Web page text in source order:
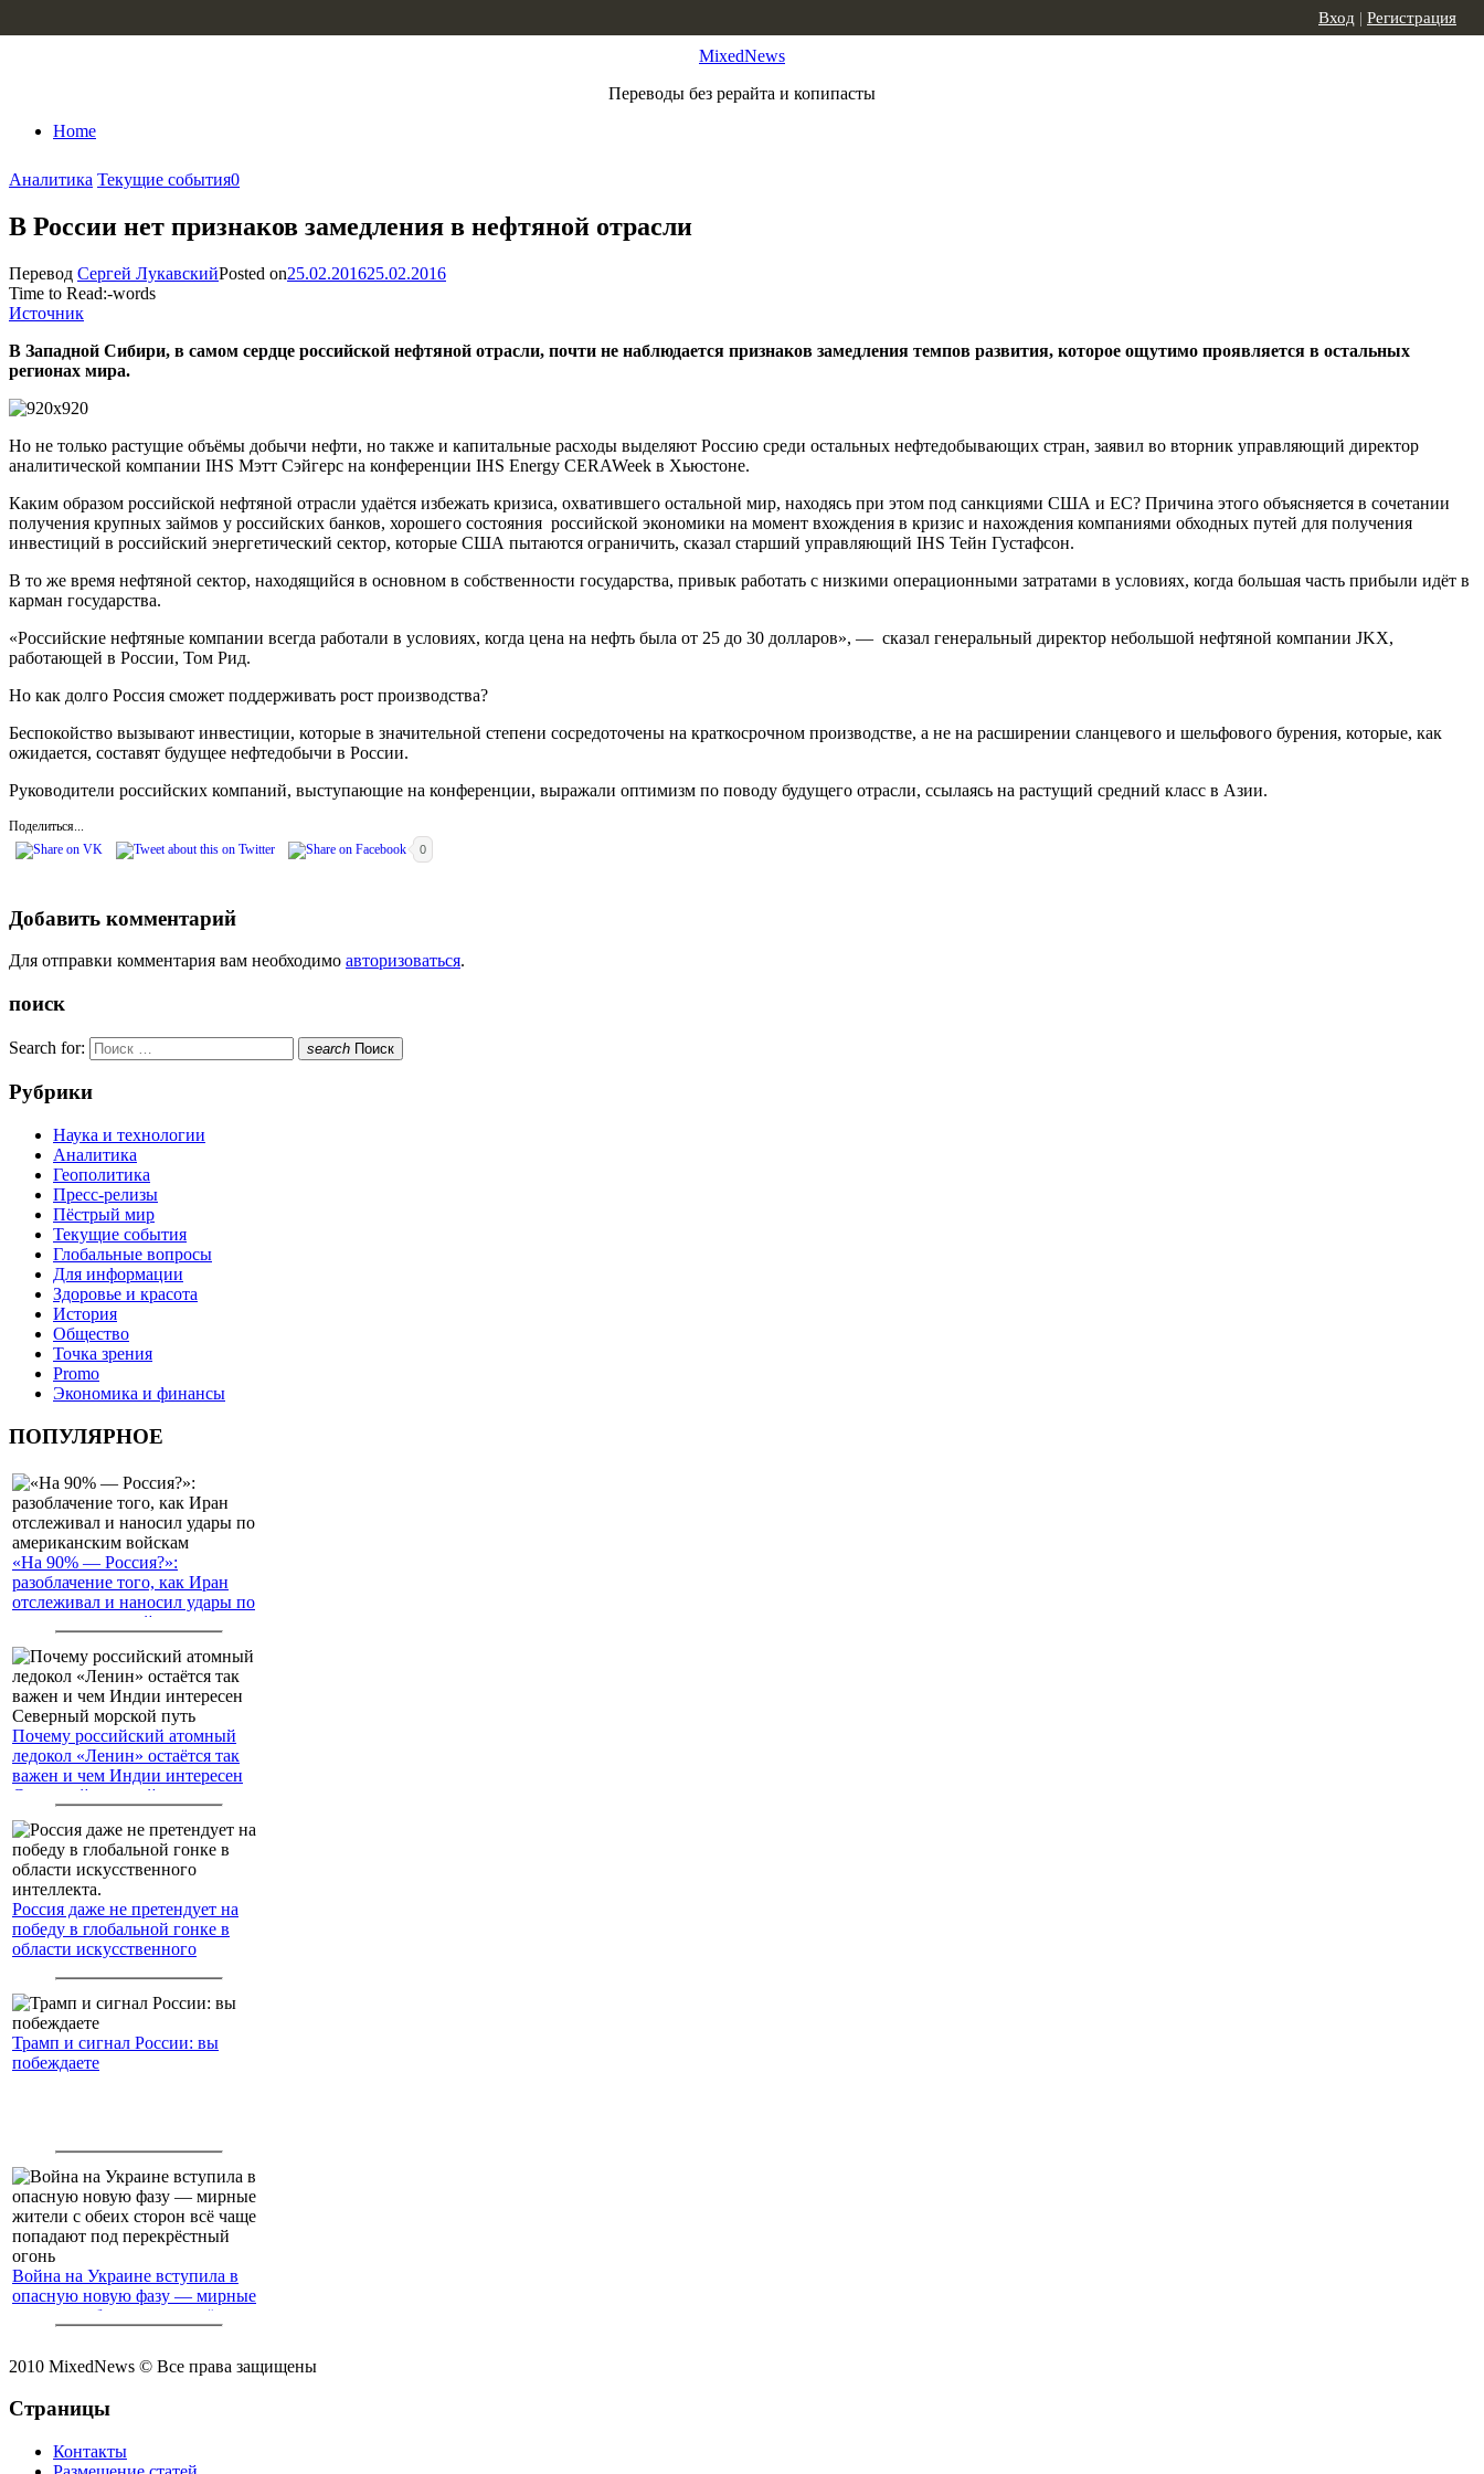
MixedNews
Переводы без рерайта и копипасты
Home
Вход | Регистрация
Аналитика Текущие события0
В России нет признаков замедления в нефтяной отрасли
Перевод Сергей ЛукавскийPosted on25.02.201625.02.2016
Time to Read:-words
Источник
В Западной Сибири, в самом сердце российской нефтяной отрасли, почти не наблюдается признаков замедления темпов развития, которое ощутимо проявляется в остальных
регионах мира.
Но не только растущие объёмы добычи нефти, но также и капитальные расходы выделяют Россию среди остальных нефтедобывающих стран, заявил во вторник управляющий директор
аналитической компании IHS Мэтт Сэйгерс на конференции IHS Energy CERAWeek в Хьюстоне.
Каким образом российской нефтяной отрасли удаётся избежать кризиса, охватившего остальной мир, находясь при этом под санкциями США и ЕС? Причина этого объясняется в сочетании
получения крупных займов у российских банков, хорошего состояния российской экономики на момент вхождения в кризис и нахождения компаниями обходных путей для получения
инвестиций в российский энергетический сектор, которые США пытаются ограничить, сказал старший управляющий IHS Тейн Густафсон.
В то же время нефтяной сектор, находящийся в основном в собственности государства, привык работать с низкими операционными затратами в условиях, когда большая часть прибыли идёт в
карман государства.
«Российские нефтяные компании всегда работали в условиях, когда цена на нефть была от 25 до 30 долларов», — сказал генеральный директор небольшой нефтяной компании JKX,
работающей в России, Том Рид.
Но как долго Россия сможет поддерживать рост производства?
Беспокойство вызывают инвестиции, которые в значительной степени сосредоточены на краткосрочном производстве, а не на расширении сланцевого и шельфового бурения, которые, как
ожидается, составят будущее нефтедобычи в России.
Руководители российских компаний, выступающие на конференции, выражали оптимизм по поводу будущего отрасли, ссылаясь на растущий средний класс в Азии.
Поделиться...
0
Добавить комментарий
Для отправки комментария вам необходимо авторизоваться.
поиск
Search for: search Поиск
Рубрики
Наука и технологии
Аналитика
Геополитика
Пресс-релизы
Пёстрый мир
Текущие события
Глобальные вопросы
Для информации
Здоровье и красота
История
Общество
Точка зрения
Promo
Экономика и финансы
ПОПУЛЯРНОЕ
«На 90% — Россия?»:
разоблачение того, как Иран
отслеживал и наносил удары по
американским войскам
Почему российский атомный
ледокол «Ленин» остаётся так
важен и чем Индии интересен
Северный морской путь
Россия даже не претендует на
победу в глобальной гонке в
области искусственного
Трамп и сигнал России: вы
побеждаете
Война на Украине вступила в
опасную новую фазу — мирные
жители с обеих сторон всё чаще
2010 MixedNews © Все права защищены
Страницы
Контакты